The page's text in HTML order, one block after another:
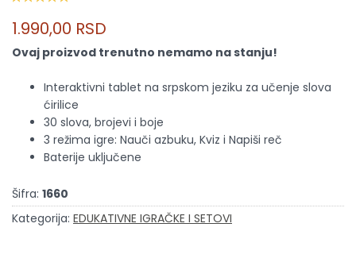
1.990,00 RSD
Ovaj proizvod trenutno nemamo na stanju!
Interaktivni tablet na srpskom jeziku za učenje slova
ćirilice
30 slova, brojevi i boje
3 režima igre: Nauči azbuku, Kviz i Napiši reč
Baterije uključene
Šifra: 1660
Kategorija: EDUKATIVNE IGRAČKE I SETOVI